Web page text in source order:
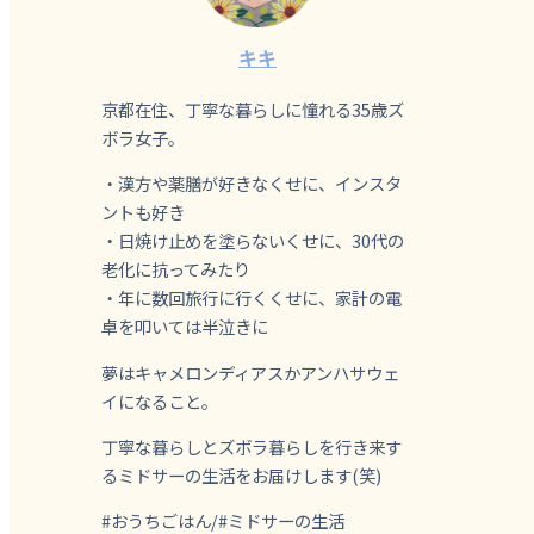
キキ
京都在住、丁寧な暮らしに憧れる35歳ズ
ボラ女子。
・漢方や薬膳が好きなくせに、インスタ
ントも好き
・日焼け止めを塗らないくせに、30代の
老化に抗ってみたり
・年に数回旅行に行くくせに、家計の電
卓を叩いては半泣きに
夢はキャメロンディアスかアンハサウェ
イになること。
丁寧な暮らしとズボラ暮らしを行き来す
るミドサーの生活をお届けします(笑)
#おうちごはん/#ミドサーの生活